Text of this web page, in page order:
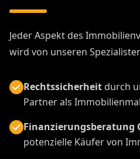
Jeder Aspekt des
wird von unseren
Rechtssicherheitdurch
Partner als
Finanzierungsberatung
potenzielle Käufer von